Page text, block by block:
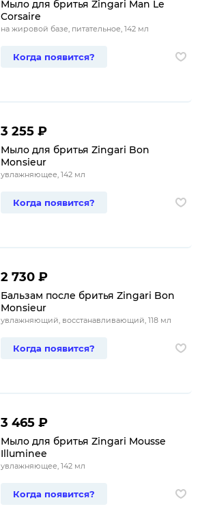
Мыло для бритья Zingari Man Le
Corsaire
на жировой базе, питательное, 142 мл
Когда появится?
3 255 ₽
Мыло для бритья Zingari Bon
Monsieur
увлажняющее, 142 мл
Когда появится?
2 730 ₽
Бальзам после бритья Zingari Bon
Monsieur
увлажняющий, восстанавливающий, 118 мл
Когда появится?
3 465 ₽
Мыло для бритья Zingari Mousse
Illuminee
увлажняющее, 142 мл
Когда появится?